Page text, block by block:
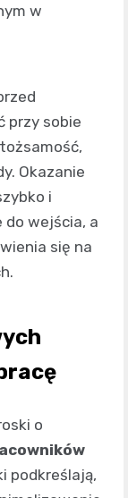
w
przy sobie
Okazanie
i
wejścia, a
się na
o
podkreślają,